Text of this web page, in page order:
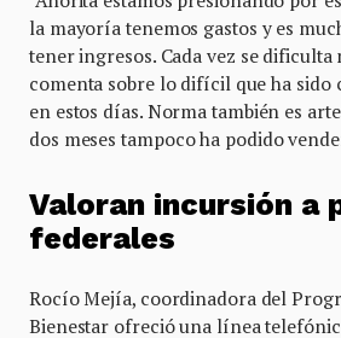
la mayoría tenemos gastos y es
tener ingresos. Cada vez se dificulta
comenta sobre lo difícil que ha sido
en estos días. Norma también es
dos meses tampoco ha podido
Valoran incursión a
federales
Rocío Mejía, coordinadora del
Bienestar ofreció una línea